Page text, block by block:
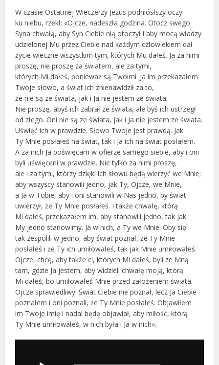
W czasie Ostatniej Wieczerzy Jezus podniósłszy oczy
ku niebu, rzekł: «Ojcze, nadeszła godzina. Otocz swego
Syna chwałą, aby Syn Ciebie nią otoczył i aby mocą władzy
udzielonej Mu przez Ciebie nad każdym człowiekiem dał
życie wieczne wszystkim tym, których Mu dałeś. Ja za nimi
proszę, nie proszę za światem, ale za tymi,
których Mi dałeś, ponieważ są Twoimi. Ja im przekazałem
Twoje słowo, a świat ich znienawidził za to,
że nie są ze świata, jak i Ja nie jestem ze świata.
Nie proszę, abyś ich zabrał ze świata, ale byś ich ustrzegł
od złego. Oni nie są ze świata, jak i Ja nie jestem ze świata.
Uświęć ich w prawdzie. Słowo Twoje jest prawdą. Jak
Ty Mnie posłałeś na świat, tak i Ja ich na świat posłałem.
A za nich Ja poświęcam w ofierze samego siebie, aby i oni
byli uświęceni w prawdzie. Nie tylko za nimi proszę,
ale i za tymi, którzy dzięki ich słowu będą wierzyć we Mnie;
aby wszyscy stanowili jedno, jak Ty, Ojcze, we Mnie,
a Ja w Tobie, aby i oni stanowili w Nas jedno, by świat
uwierzył, że Ty Mnie posłałeś. I także chwałę, którą
Mi dałeś, przekazałem im, aby stanowili jedno, tak jak
My jedno stanowimy. Ja w nich, a Ty we Mnie! Oby się
tak zespolili w jedno, aby świat poznał, że Ty Mnie
posłałeś i że Ty ich umiłowałeś, tak jak Mnie umiłowałeś.
Ojcze, chcę, aby także ci, których Mi dałeś, byli ze Mną
tam, gdzie Ja jestem, aby widzieli chwałę moją, którą
Mi dałeś, bo umiłowałeś Mnie przed założeniem świata.
Ojcze sprawiedliwy! Świat Ciebie nie poznał, lecz Ja Ciebie
poznałem i oni poznali, że Ty Mnie posłałeś. Objawiłem
im Twoje imię i nadal będę objawiał, aby miłość, którą
Ty Mnie umiłowałeś, w nich była i Ja w nich».